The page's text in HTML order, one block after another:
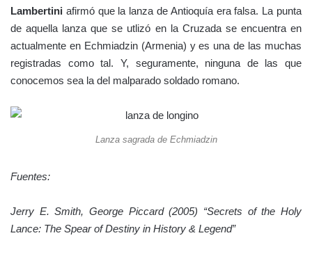
Lambertini afirmó que la lanza de Antioquía era falsa. La punta
de aquella lanza que se utlizó en la Cruzada se encuentra en
actualmente en Echmiadzin (Armenia) y es una de las muchas
registradas como tal. Y, seguramente, ninguna de las que
conocemos sea la del malparado soldado romano.
Lanza sagrada de Echmiadzin
Fuentes:
Jerry E. Smith, ‎George Piccard (2005) “Secrets of the Holy
Lance: The Spear of Destiny in History & Legend”